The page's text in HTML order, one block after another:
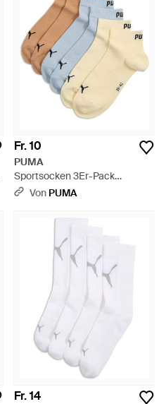
Fr. 10
PUMA
Sportsocken 3Er-Pack
Kleidung - Blau
Von PUMA
Fr. 14